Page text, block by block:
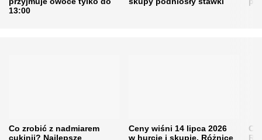
13:00
Co zrobić z nadmiarem
cukinii? Najlepsze
Ceny wiśni 14 lipca 2026
w hurcie i skupie. Różnice